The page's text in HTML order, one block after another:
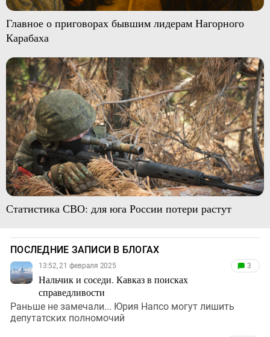
Главное о приговорах бывшим лидерам Нагорного
Карабаха
Статистика СВО: для юга России потери растут
ПОСЛЕДНИЕ ЗАПИСИ В БЛОГАХ
13:52, 21 февраля 2025
Нальчик и соседи. Кавказ в поисках
справедливости
3
Раньше не замечали... Юрия Напсо могут лишить
депутатских полномочий